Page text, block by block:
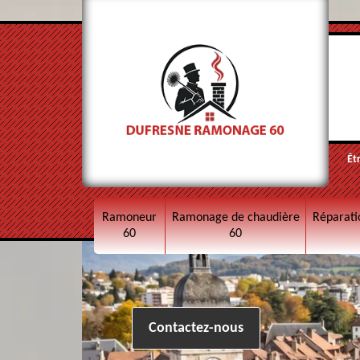
Ramoneur
60
Ramonage de chaudière
60
Contactez-nous